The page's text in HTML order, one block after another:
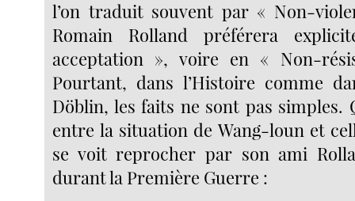
l’on traduit souvent par « Non-
Romain Rolland préférera
acceptation », voire en « Non-
Pourtant, dans l’Histoire comme
Döblin, les faits ne sont pas simples.
entre la situation de Wang-loun et
se voit reprocher par son ami
durant la Première Guerre :